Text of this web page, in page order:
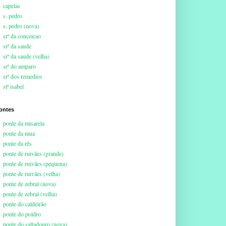
capelas
s. pedro
s. pedro (nova)
srª da conceicao
srª da saude
srª da saude (velha)
srª do amparo
srª dos remedios
stª isabel
ponte da misarela
ponte da mua
ponte da rês
ponte de ruivães (grande)
ponte de ruivães (pequena)
ponte de ruivães (velha)
ponte de zebral (nova)
ponte de zebral (velha)
ponte do caldeirão
ponte do poldro
ponte do saltadouro (nova)